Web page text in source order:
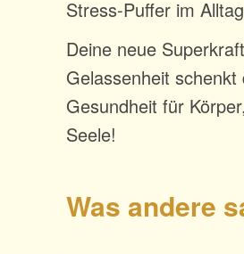
Stress-Puffer im
Deine neue Superkraft
Gelassenheit schenkt
Gesundheit für
Seele!
Was andere